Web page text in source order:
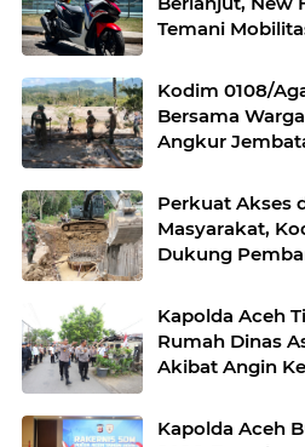
Temani
Kodim 0108/
Bersama
Angkur
Perkuat Akses
Masyarakat,
Dukung
Kapolda Aceh
Rumah Dinas
Akibat Angin
Kapolda Aceh